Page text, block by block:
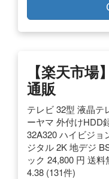
【楽天市
通販
テレビ 32型 液晶テ
ーヤマ 外付けHDD
32A320 ハイビジョ
ジタル 2K 地デジ
ック 24,800 円 送
4.38 (131件)